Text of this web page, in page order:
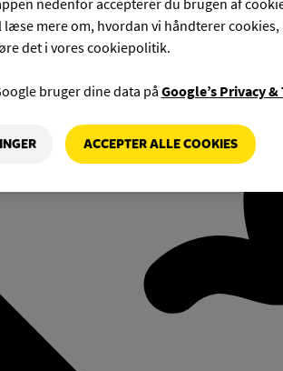
nedenfor accepterer du brugen af
mere om, hvordan vi håndterer cookies,
det i vores cookiepolitik.
bruger dine data påGoogle’s Privacy &
ACCEPTER ALLE COOKIES